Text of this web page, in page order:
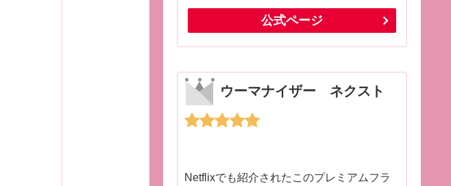
公式ページ
ウーマナイザー ネクスト
Netflixでも紹介されたこのプレミアムフラ